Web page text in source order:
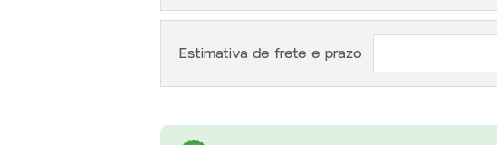
Estimativa de frete e prazo